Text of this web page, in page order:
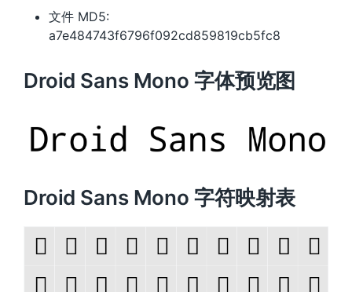
文件 MD5:
a7e484743f6796f092cd859819cb5fc8
Droid Sans Mono 字体预览图
Droid Sans Mono 字符映射表